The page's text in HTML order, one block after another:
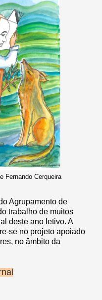
Fernando Cerqueira
Agrupamento de
trabalho de muitos
deste ano letivo. A
se no projeto apoiado
no âmbito da